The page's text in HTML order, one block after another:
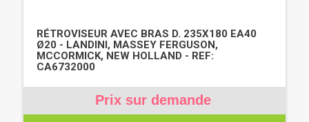
RÉTROVISEUR AVEC BRAS D. 235X180 EA40
Ø20 - LANDINI, MASSEY FERGUSON,
MCCORMICK, NEW HOLLAND - REF:
CA6732000
Prix sur demande